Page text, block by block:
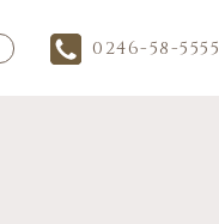
0246-58-5555